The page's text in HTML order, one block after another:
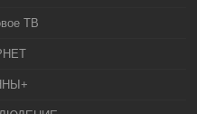
ТВ